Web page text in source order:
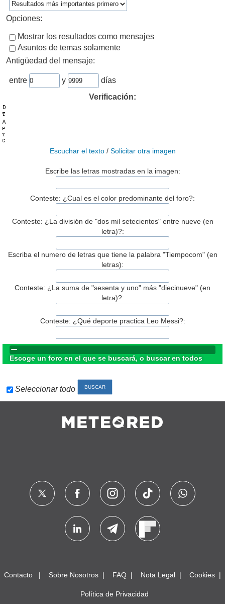
Opciones:
Mostrar los resultados como mensajes
Asuntos de temas solamente
Antigüedad del mensaje:
entre y
días
Verificación:
Escuchar el texto/ Solicitar otra imagen
Escribe las letras mostradas en la imagen:
Conteste: ¿Cual es el color predominante del foro?:
Conteste: ¿La división de "dos mil setecientos" entre nueve (en
letra)?:
Escriba el numero de letras que tiene la palabra "Tiempocom" (en
letras):
Conteste: ¿La suma de "sesenta y uno" más "diecinueve" (en
letra)?:
Conteste: ¿Qué deporte practica Leo Messi?:
Escoge un foro en el que se buscará, o buscar en todos
Seleccionar todo
Contacto Sobre Nosotros FAQ Nota Legal Cookies
Política de Privacidad